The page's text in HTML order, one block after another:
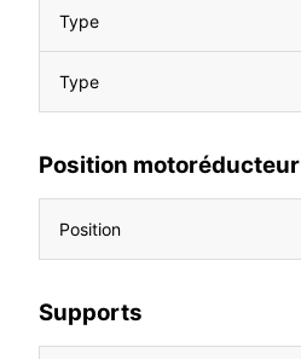
Type
Type
Position motoréducteur
Position
Supports